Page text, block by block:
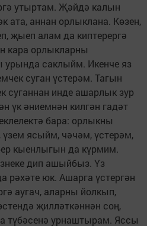
утыртам. Җәйдә калын
ата, аннан орлыклана. Көзен,
җыеп алам да киптерергә
кара орлыкларны
урында саклыйм. Икенче яз
суган үстерәм. Тагын
суганнан инде ашарлык зур
үк әниемнән килгән гадәт
бара: орлыкны
ясыйм, чәчәм, үстерәм,
кыенлыгын да күрмим.
дип ашыйбыз. Үз
юк. Ашарга үстергән
аугач, аларны йолкып,
җилләткәннән соң,
түбәсенә урнаштырам. Яссы